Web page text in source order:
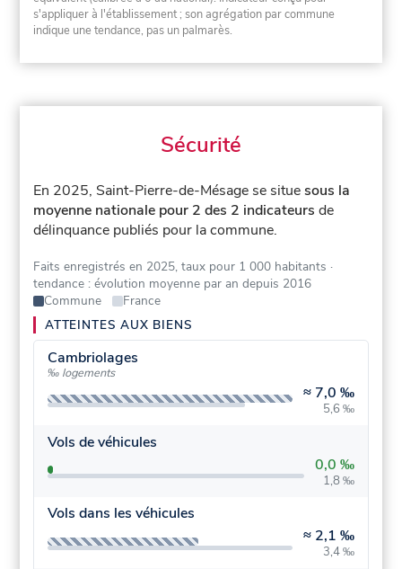
s'appliquer à l'établissement ; son agrégation par commune
indique une tendance, pas un palmarès.
Sécurité
En 2025, Saint-Pierre-de-Mésage se situesous la
moyenne nationale pour 2 des 2 indicateurs de
délinquance publiés pour la commune.
Faits enregistrés en 2025, taux pour 1 000 habitants ·
tendance : évolution moyenne par an depuis 2016
Commune
France
ATTEINTES AUX BIENS
Cambriolages
‰ logements
≈ 7,0 ‰
5,6 ‰
Vols de véhicules
0,0 ‰
1,8 ‰
Vols dans les véhicules
≈ 2,1 ‰
3,4 ‰